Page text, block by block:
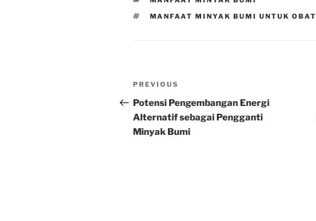
TAGS
MANFAAT MINYAK BUMI UNTUK OBAT
Post
navigation
Previous
Post
PREVIOUS
Potensi Pengembangan Energi
Alternatif sebagai Pengganti
Minyak Bumi